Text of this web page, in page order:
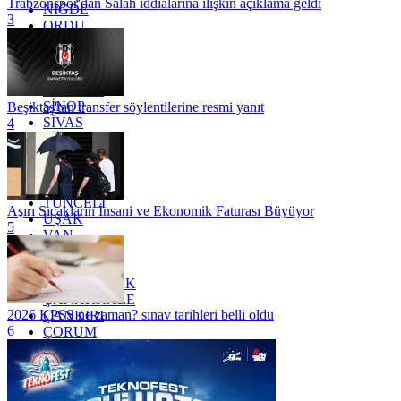
NİĞDE
ORDU
OSMANİYE
RİZE
SAKARYA
SİNOP
SİVAS
SİİRT
TEKİRDAĞ
TOKAT
TRABZON
TUNCELİ
UŞAK
VAN
YALOVA
YOZGAT
ZONGULDAK
ÇANAKKALE
ÇANKIRI
ÇORUM
İSTANBUL
İZMİR
ŞANLIURFA
ŞIRNAK
Trabzonspor'dan Salah iddialarına ilişkin açıklama geldi
3
Beşiktaş'tan transfer söylentilerine resmi yanıt
4
Aşırı Sıcakların İnsani ve Ekonomik Faturası Büyüyor
5
2026 KPSS ne zaman? sınav tarihleri belli oldu
6